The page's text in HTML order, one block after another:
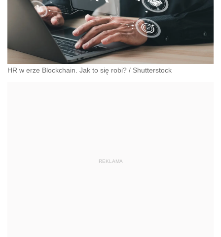
HR w erze Blockchain. Jak to się robi? / Shutterstock